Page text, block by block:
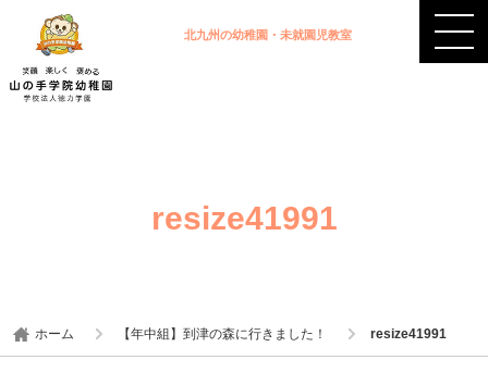
北九州の幼稚園・未就園児教室
resize41991
ホーム 【年中組】到津の森に行きました！ resize41991